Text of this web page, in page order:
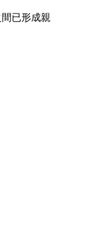
已形成親